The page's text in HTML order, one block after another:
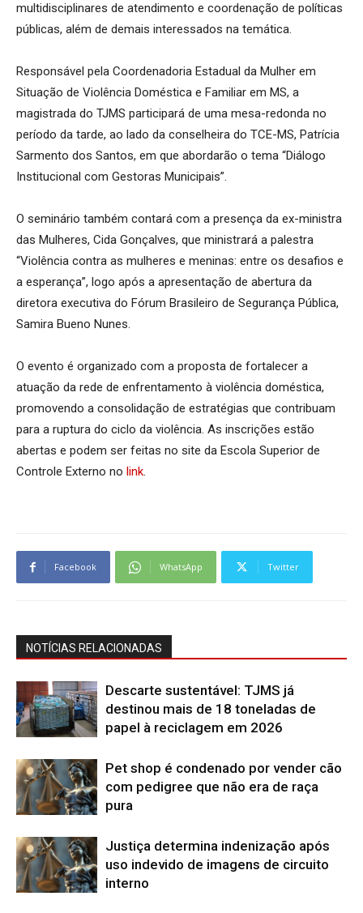
multidisciplinares de atendimento e coordenação de políticas
públicas, além de demais interessados na temática.
Responsável pela Coordenadoria Estadual da Mulher em
Situação de Violência Doméstica e Familiar em MS, a
magistrada do TJMS participará de uma mesa-redonda no
período da tarde, ao lado da conselheira do TCE-MS, Patrícia
Sarmento dos Santos, em que abordarão o tema “Diálogo
Institucional com Gestoras Municipais”.
O seminário também contará com a presença da ex-ministra
das Mulheres, Cida Gonçalves, que ministrará a palestra
“Violência contra as mulheres e meninas: entre os desafios e
a esperança”, logo após a apresentação de abertura da
diretora executiva do Fórum Brasileiro de Segurança Pública,
Samira Bueno Nunes.
O evento é organizado com a proposta de fortalecer a
atuação da rede de enfrentamento à violência doméstica,
promovendo a consolidação de estratégias que contribuam
para a ruptura do ciclo da violência. As inscrições estão
abertas e podem ser feitas no site da Escola Superior de
Controle Externo no link.
Facebook WhatsApp Twitter
NOTÍCIAS RELACIONADAS
Descarte sustentável: TJMS já
destinou mais de 18 toneladas de
papel à reciclagem em 2026
Pet shop é condenado por vender cão
com pedigree que não era de raça
pura
Justiça determina indenização após
uso indevido de imagens de circuito
interno